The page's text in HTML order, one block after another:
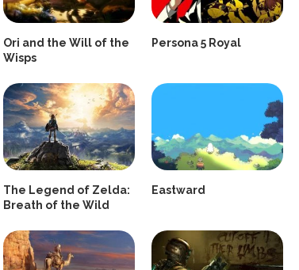
Ori and the Will of the
Wisps
Persona 5 Royal
The Legend of Zelda:
Breath of the Wild
Eastward